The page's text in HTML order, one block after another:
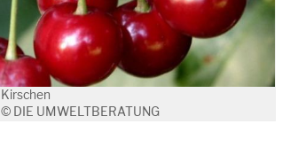
Kirschen
© DIE UMWELTBERATUNG